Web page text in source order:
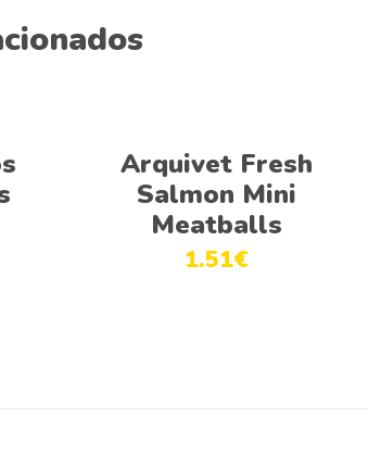
Adicionar
Arquivet Fresh
Salmon Mini
Meatballs
1.51€